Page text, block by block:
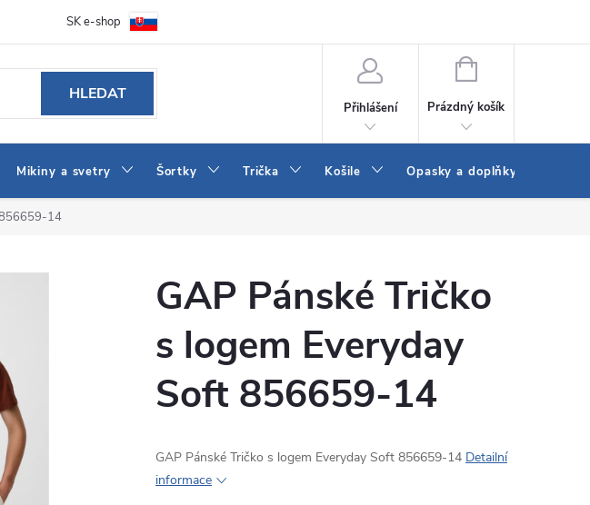
Blog Kontakt
SK e-shop
HLEDAT
Přihlášení
NÁKUPNÍ
Prázdný košík
Mikiny a svetry Šortky Trička Košile Opasky a doplňky
856659-14
GAP Pánské Tričko
s logem Everyday
Soft 856659-14
GAP Pánské Tričko s logem Everyday Soft 856659-14 Detailní
informace